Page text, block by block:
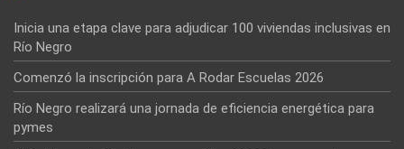
Inicia una etapa clave para adjudicar 100 viviendas inclusivas en
Río Negro
Comenzó la inscripción para A Rodar Escuelas 2026
Río Negro realizará una jornada de eficiencia energética para
pymes